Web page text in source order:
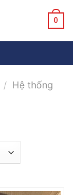
0
/ Hệ thống